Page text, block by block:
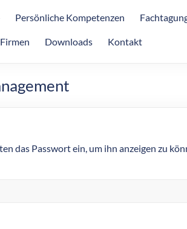
Persönliche Kompetenzen
Downloads Kontakt
das Passwort ein, um ihn anzeigen zu